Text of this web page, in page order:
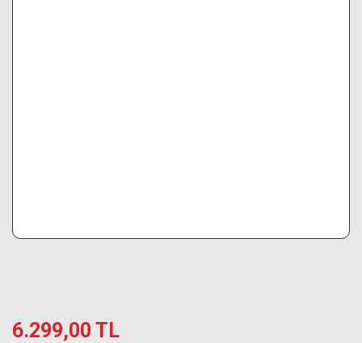
6.299,00 TL